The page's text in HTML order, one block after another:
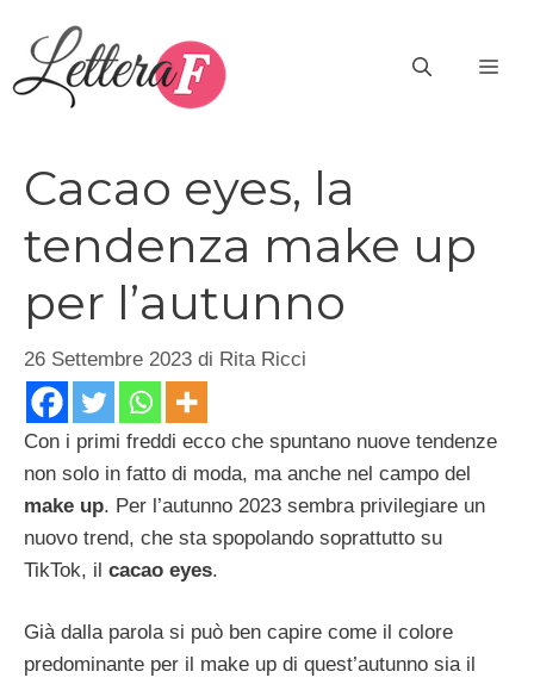
contenuto
Cacao eyes, la
tendenza make up
per l’autunno
26 Settembre 2023 di Rita Ricci
Con i primi freddi ecco che spuntano nuove tendenze
non solo in fatto di moda, ma anche nel campo del
make up. Per l’autunno 2023 sembra privilegiare un
nuovo trend, che sta spopolando soprattutto su
TikTok, il cacao eyes.
Già dalla parola si può ben capire come il colore
predominante per il make up di quest’autunno sia il